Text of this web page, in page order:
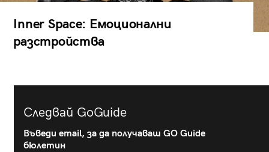
Inner Space: Емоционални
разстройства
Следвай GoGuide
Въведи email, за да получаваш GO Guide
бюлетин